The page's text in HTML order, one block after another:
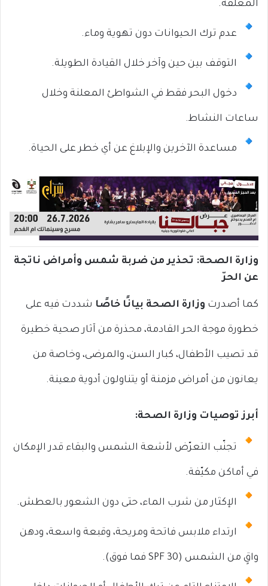
المغلقة.
عدم ترك الحيوانات دون تهوية وماء.
التوقف بين حين وآخر خلال القيادة الطويلة.
دخول البحر فقط في الشواطئ المعلنة وخلال
ساعات النشاط.
مساعدة الآخرين والإبلاغ عن أي خطر على الحياة.
وزارة الصحة: تحذير من ضربة شمس وأمراض ناتجة
عن الحرّ
كما أصدرت وزارة الصحة بيانًا خاصًا شددت فيه على
خطورة موجة الحر القادمة، محذرة من آثار صحية خطيرة
قد تصيب الأطفال، كبار السن، والمرضى، وخاصة من
يعانون من أمراض مزمنة أو يتناولون أدوية معينة.
أبرز توصيات وزارة الصحة:
تجنّب التعرّض لأشعة الشمس والبقاء قدر الإمكان
في أماكن مكيّفة.
الإكثار من شرب الماء، حتى دون الشعور بالعطش.
ارتداء ملابس فاتحة ومريحة، وقبعة واسعة، ودهن
واقٍ من الشمس (SPF 30 فما فوق).